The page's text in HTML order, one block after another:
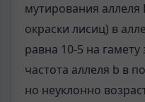
мутирования
окраски лисиц) в
равна 10-5 на гамету
частота аллеля b в
но неуклонно